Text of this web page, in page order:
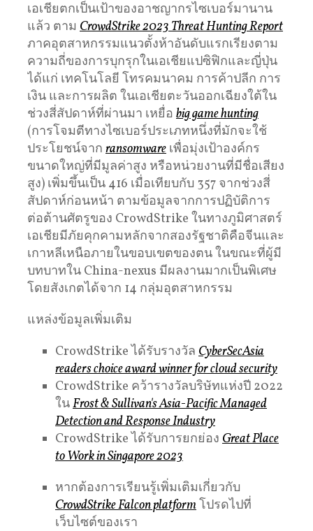
เอเชียตกเป็นเป้าของอาชญากรไซเบอร์มานาน
แล้ว ตาม CrowdStrike 2023 Threat Hunting Report
ภาคอุตสาหกรรมแนวตั้งห้าอันดับแรกเรียงตาม
ความถี่ของการบุกรุกในเอเชียแปซิฟิกและญี่ปุ่น
ได้แก่ เทคโนโลยี โทรคมนาคม การค้าปลีก การ
เงิน และการผลิต ในเอเชียตะวันออกเฉียงใต้ใน
ช่วงสี่สัปดาห์ที่ผ่านมา เหยื่อ big game hunting
(การโจมตีทางไซเบอร์ประเภทหนึ่งที่มักจะใช้
ประโยชน์จาก ransomware เพื่อมุ่งเป้าองค์กร
ขนาดใหญ่ที่มีมูลค่าสูง หรือหน่วยงานที่มีชื่อเสียง
สูง) เพิ่มขึ้นเป็น 416 เมื่อเทียบกับ 357 จากช่วงสี่
สัปดาห์ก่อนหน้า ตามข้อมูลจากการปฏิบัติการ
ต่อต้านศัตรูของ CrowdStrike ในทางภูมิศาสตร์
เอเชียมีภัยคุกคามหลักจากสองรัฐชาติคือจีนและ
เกาหลีเหนือภายในขอบเขตของตน ในขณะที่ผู้มี
บทบาทใน China-nexus มีผลงานมากเป็นพิเศษ
โดยสังเกตได้จาก 14 กลุ่มอุตสาหกรรม
แหล่งข้อมูลเพิ่มเติม
CrowdStrike ได้รับรางวัล CyberSecAsia
readers choice award winner for cloud security
CrowdStrike คว้ารางวัลบริษัทแห่งปี 2022
ในFrost & Sullivan's Asia-Pacific Managed
Detection and Response Industry
CrowdStrike ได้รับการยกย่อง Great Place
to Work in Singapore 2023
หากต้องการเรียนรู้เพิ่มเติมเกี่ยวกับ
CrowdStrike Falcon platform โปรดไปที่
เว็บไซต์ของเรา